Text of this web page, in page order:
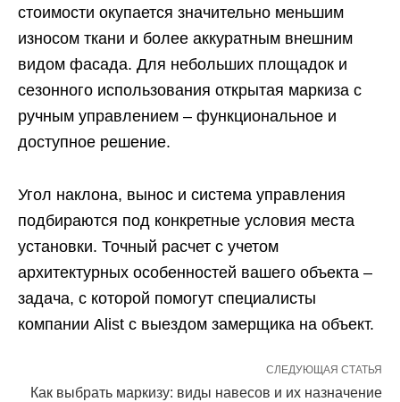
стоимости окупается значительно меньшим
износом ткани и более аккуратным внешним
видом фасада. Для небольших площадок и
сезонного использования открытая маркиза с
ручным управлением – функциональное и
доступное решение.
Угол наклона, вынос и система управления
подбираются под конкретные условия места
установки. Точный расчет с учетом
архитектурных особенностей вашего объекта –
задача, с которой помогут специалисты
компании Alist с выездом замерщика на объект.
СЛЕДУЮЩАЯ СТАТЬЯ
Как выбрать маркизу: виды навесов и их назначение